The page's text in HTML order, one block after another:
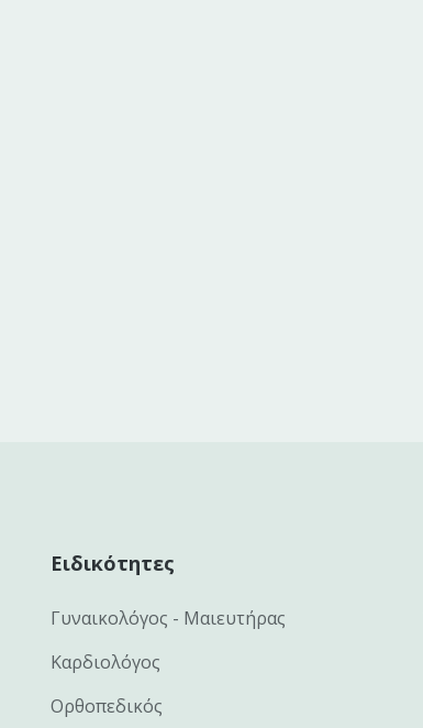
Ειδικότητες
Γυναικολόγος - Μαιευτήρας
Καρδιολόγος
Ορθοπεδικός